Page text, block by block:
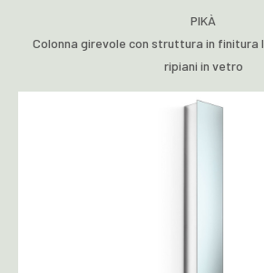
PIKÀ
Colonna girevole con struttura in finitura
ripiani in vetro